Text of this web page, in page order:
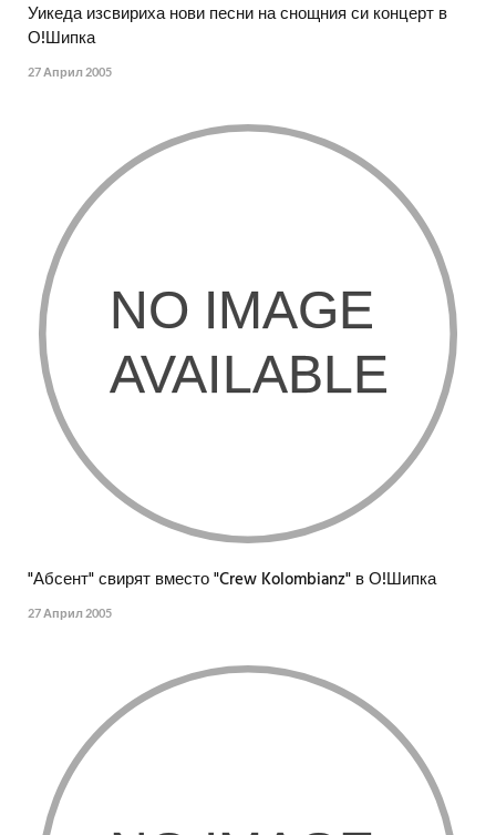
Уикеда изсвириха нови песни на снощния си концерт в
О!Шипка
27 Април 2005
"Абсент" свирят вместо "Crew Kolombianz" в О!Шипка
27 Април 2005